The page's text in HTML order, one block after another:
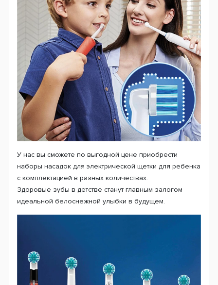
У нас вы сможете по выгодной цене приобрести
наборы насадок для электрической щетки для ребенка
с комплектацией в разных количествах.
Здоровые зубы в детстве станут главным залогом
идеальной белоснежной улыбки в будущем.